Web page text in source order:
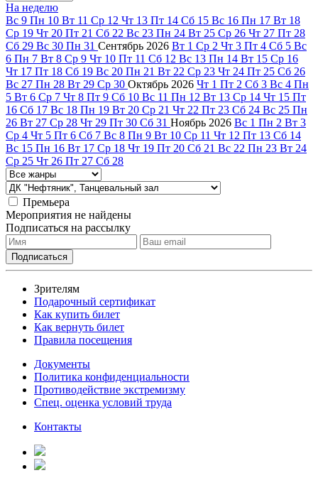
На неделю
Вс 9 Пн 10 Вт 11 Ср 12 Чт 13 Пт 14 Сб 15 Вс 16 Пн 17 Вт 18
Ср 19 Чт 20 Пт 21 Сб 22 Вс 23 Пн 24 Вт 25 Ср 26 Чт 27 Пт 28
Сб 29 Вс 30 Пн 31 Сентябрь 2026 Вт 1 Ср 2 Чт 3 Пт 4 Сб 5 Вс
6 Пн 7 Вт 8 Ср 9 Чт 10 Пт 11 Сб 12 Вс 13 Пн 14 Вт 15 Ср 16
Чт 17 Пт 18 Сб 19 Вс 20 Пн 21 Вт 22 Ср 23 Чт 24 Пт 25 Сб 26
Вс 27 Пн 28 Вт 29 Ср 30 Октябрь 2026 Чт 1 Пт 2 Сб 3 Вс 4 Пн
5 Вт 6 Ср 7 Чт 8 Пт 9 Сб 10 Вс 11 Пн 12 Вт 13 Ср 14 Чт 15 Пт
16 Сб 17 Вс 18 Пн 19 Вт 20 Ср 21 Чт 22 Пт 23 Сб 24 Вс 25 Пн
26 Вт 27 Ср 28 Чт 29 Пт 30 Сб 31 Ноябрь 2026 Вс 1 Пн 2 Вт 3
Ср 4 Чт 5 Пт 6 Сб 7 Вс 8 Пн 9 Вт 10 Ср 11 Чт 12 Пт 13 Сб 14
Вс 15 Пн 16 Вт 17 Ср 18 Чт 19 Пт 20 Сб 21 Вс 22 Пн 23 Вт 24
Ср 25 Чт 26 Пт 27 Сб 28
Премьера
Мероприятия не найдены
Подписаться на рассылку
Зрителям
Подарочный сертификат
Как купить билет
Как вернуть билет
Правила посещения
Документы
Политика конфиденциальности
Противодействие экстремизму
Спец. оценка условий труда
Контакты